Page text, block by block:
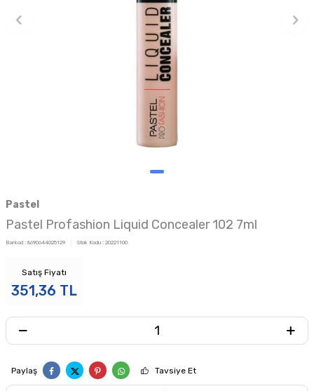
Pastel
Pastel Profashion Liquid Concealer 102 7ml
Barkod : 8690644025129 Stok Kodu : 20221100
Satış Fiyatı
351,36 TL
Paylaş Tavsiye Et